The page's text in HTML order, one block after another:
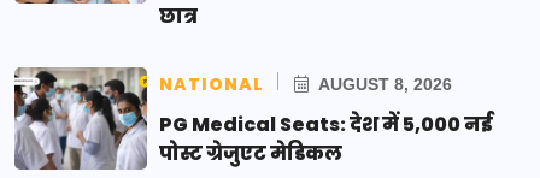
छात्र
NATIONAL AUGUST 8, 2026
PG Medical Seats: देश में 5,000 नई
पोस्ट ग्रेजुएट मेडिकल